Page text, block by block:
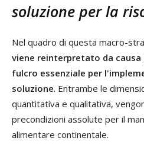
soluzione per la
Nel quadro di questa macro-
viene reinterpretato da causa
fulcro essenziale per
soluzione. Entrambe le
quantitativa e qualitativa,
precondizioni assolute per il
alimentare continentale.